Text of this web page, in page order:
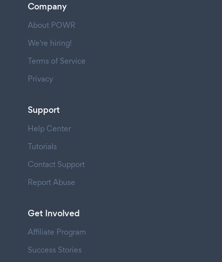
Company
About POWR
We're hiring!
Terms of Service
Privacy
Support
Help Center
Tutorials
Contact Support
Report Abuse
Get Involved
Affiliate Program
Success Stories